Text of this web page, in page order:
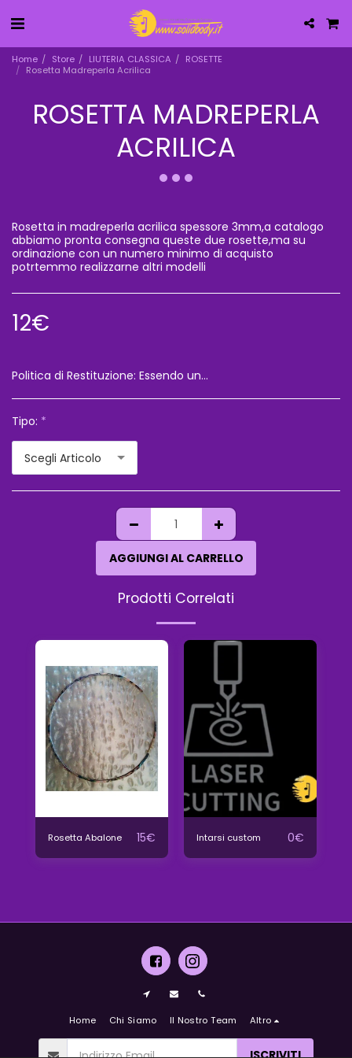
Home Store LIUTERIA CLASSICA
ROSETTE
Rosetta Madreperla Acrilica
ROSETTA MADREPERLA
ACRILICA
Rosetta in madreperla acrilica spessore 3mm,a catalogo
abbiamo pronta consegna queste due rosette,ma su
ordinazione con un numero minimo di acquisto
potrtemmo realizzarne altri modelli
12€
Politica di Restituzione: Essendo una vendita a distanza il cliente ha diritto di recesso,le spese di spedizione saranno a suo carico,e ogni oggetto non dovra&#039; essere alterato,rispetto a come vie è arrivato Vi consigliamo sempre di chiedere l&#039;assicurazione per il vostro ordine,perche&#039; in caso di smarrimento o danneggiamento,non risponderemo dell&#039;accaduto
Tipo: *
Scegli Articolo
AGGIUNGI AL CARRELLO
Prodotti Correlati
Rosetta Abalone 15€ Intarsi custom 0€
Home Chi Siamo Il Nostro Team Altro